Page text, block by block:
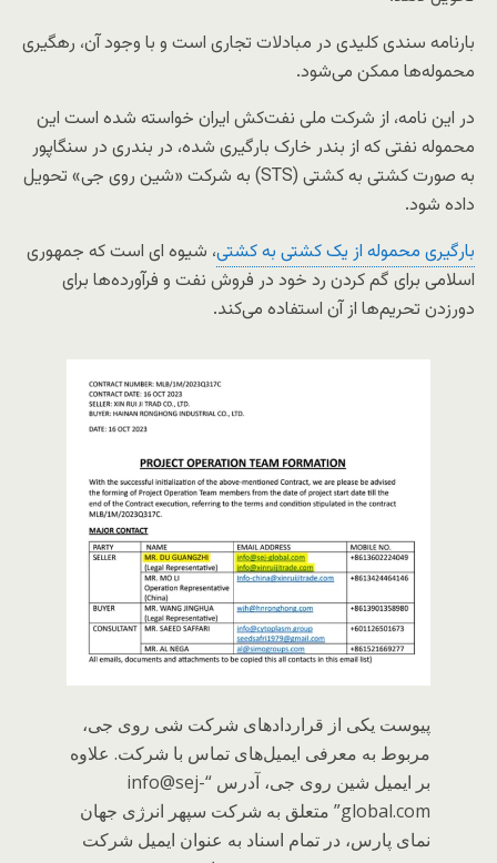
بارنامه سندی کلیدی در مبادلات تجاری است و با وجود آن، رهگیری
محموله‌ها ممکن می‌شود.
در این نامه، از شرکت ملی نفت‌کش ایران خواسته شده است این
محموله نفتی که از بندر خارک بارگیری شده، در بندری در سنگاپور
به صورت کشتی به کشتی (STS) به شرکت «شین روی جی» تحویل
داده شود.
بارگیری محموله از یک کشتی به کشتی، شیوه ای است که جمهوری
اسلامی برای گم کردن رد خود در فروش نفت و فرآورده‌ها برای
دورزدن تحریم‌ها از آن استفاده می‌کند.
پیوست یکی از قراردادهای شرکت شی روی جی،
مربوط به معرفی ایمیل‌های تماس با شرکت. علاوه
بر ایمیل شین روی جی، آدرس “info@sej-
global.com” متعلق به شرکت سپهر انرژی جهان
نمای پارس، در تمام اسناد به عنوان ایمیل شرکت